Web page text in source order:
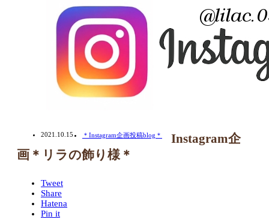
2021.10.15 ＊Instagram企画投稿blog＊
Instagram企
画＊リラの飾り様＊
Tweet
Share
Hatena
Pin it